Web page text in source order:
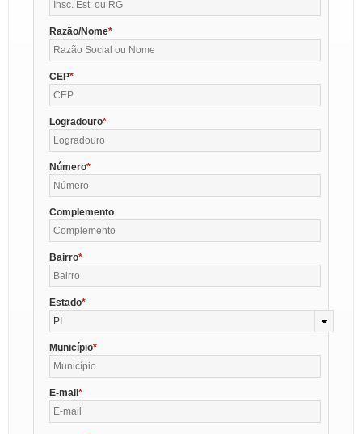
Razão/Nome
CEP
Logradouro
Número
Complemento
Bairro
Estado
PI
Município
E-mail